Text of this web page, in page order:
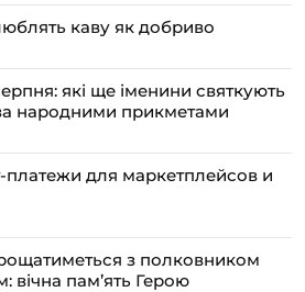
каву як добриво
які ще іменини святкують
народними прикметами
платежи для маркетплейсов и
з полковником
пам’ять Герою